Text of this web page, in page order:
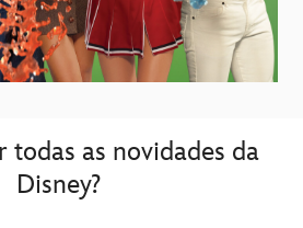
todas as novidades da
Disney?